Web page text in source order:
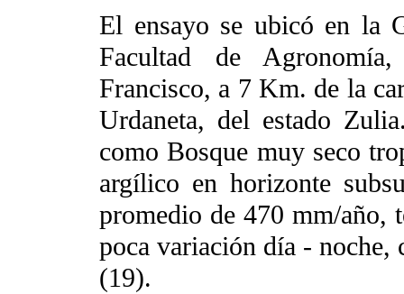
El ensayo se ubicó en la
Facultad de
Francisco, a 7 Km. de la
Urdaneta, del estado
como Bosque muy seco
argílico en horizonte
promedio de 470 mm/año,
poca variación día -
(19).